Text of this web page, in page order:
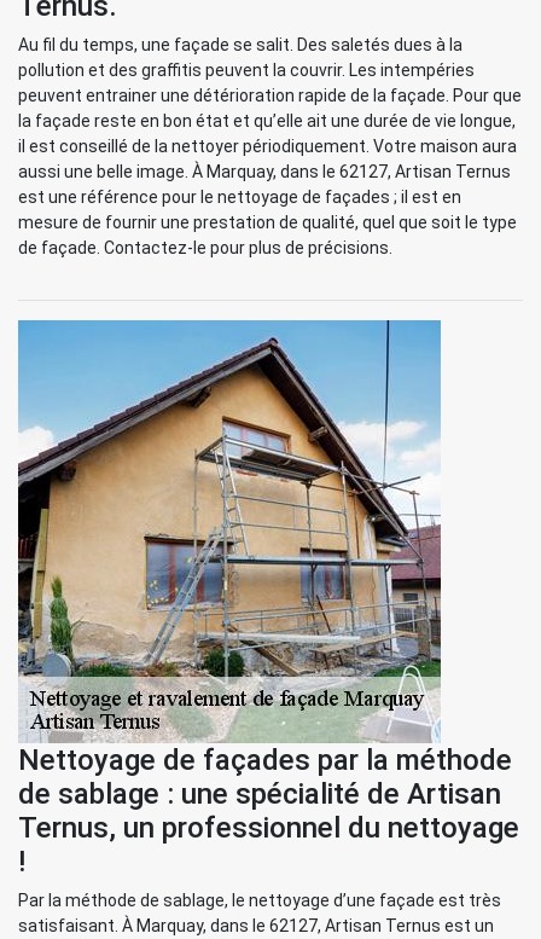
Au fil du temps, une façade se salit. Des saletés dues à la
pollution et des graffitis peuvent la couvrir. Les intempéries
peuvent entrainer une détérioration rapide de la façade. Pour que
la façade reste en bon état et qu’elle ait une durée de vie longue,
il est conseillé de la nettoyer périodiquement. Votre maison aura
aussi une belle image. À Marquay, dans le 62127, Artisan Ternus
est une référence pour le nettoyage de façades ; il est en
mesure de fournir une prestation de qualité, quel que soit le type
de façade. Contactez-le pour plus de précisions.
Nettoyage de façades par la méthode
de sablage : une spécialité de Artisan
Ternus, un professionnel du nettoyage
!
Par la méthode de sablage, le nettoyage d’une façade est très
satisfaisant. À Marquay, dans le 62127, Artisan Ternus est un